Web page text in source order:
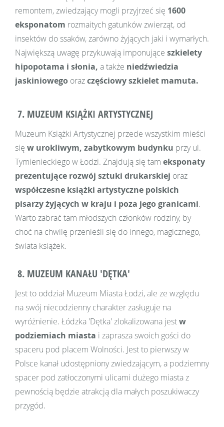
remontem, zwiedzający mogli przyjrzeć się 1600
eksponatom rozmaitych gatunków zwierząt, od
insektów do ssaków, zarówno żyjących jaki i wymarłych.
Największą uwagę przykuwają imponujące szkielety
hipopotama i słonia, a także niedźwiedzia
jaskiniowego orazczęściowy szkielet mamuta.
7. MUZEUM KSIĄŻKI ARTYSTYCZNEJ
Muzeum Książki Artystycznej przede wszystkim mieści
się w urokliwym, zabytkowym budynku przy ul.
Tymienieckiego w Łodzi. Znajdują się tam eksponaty
prezentujące rozwój sztuki drukarskiej oraz
współczesne książki artystyczne polskich
pisarzy żyjących w kraju i poza jego granicami.
Warto zabrać tam młodszych członków rodziny, by
choć na chwilę przenieśli się do innego, magicznego,
świata książek.
8. MUZEUM KANAŁU 'DĘTKA'
Jest to oddział Muzeum Miasta Łodzi, ale ze względu
na swój niecodzienny charakter zasługuje na
wyróżnienie. Łódzka 'Dętka' zlokalizowana jestw
podziemiach miasta i zaprasza swoich gości do
spaceru pod placem Wolności. Jest to pierwszy w
Polsce kanał udostępniony zwiedzającym, a podziemny
spacer pod zatłoczonymi ulicami dużego miasta z
pewnością będzie atrakcją dla małych poszukiwaczy
przygód.